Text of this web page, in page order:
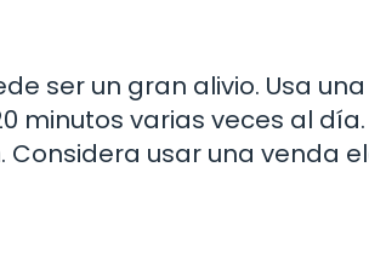
ser un gran alivio. Usa
minutos varias veces al
Considera usar una venda